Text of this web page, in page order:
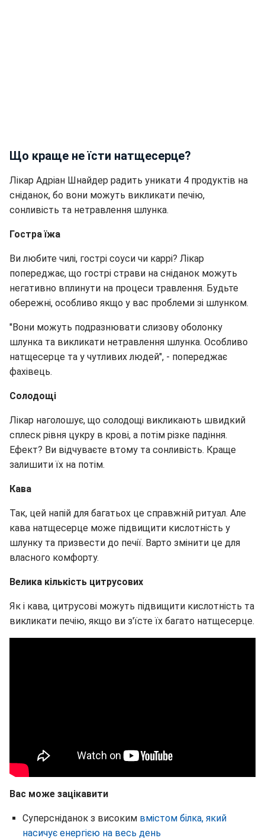
Що краще не їсти натщесерце?
Лікар Адріан Шнайдер радить уникати 4 продуктів на
сніданок, бо вони можуть викликати печію,
сонливість та нетравлення шлунка.
Гостра їжа
Ви любите чилі, гострі соуси чи каррі? Лікар
попереджає, що гострі страви на сніданок можуть
негативно вплинути на процеси травлення. Будьте
обережні, особливо якщо у вас проблеми зі шлунком.
"Вони можуть подразнювати слизову оболонку
шлунка та викликати нетравлення шлунка. Особливо
натщесерце та у чутливих людей", - попереджає
фахівець.
Солодощі
Лікар наголошує, що солодощі викликають швидкий
сплеск рівня цукру в крові, а потім різке падіння.
Ефект? Ви відчуваєте втому та сонливість. Краще
залишити їх на потім.
Кава
Так, цей напій для багатьох це справжній ритуал. Але
кава натщесерце може підвищити кислотність у
шлунку та призвести до печії. Варто змінити це для
власного комфорту.
Велика кількість цитрусових
Як і кава, цитрусові можуть підвищити кислотність та
викликати печію, якщо ви з'їсте їх багато натщесерце.
Вас може зацікавити
Суперсніданок з високим вмістом білка, який
насичує енергією на весь день